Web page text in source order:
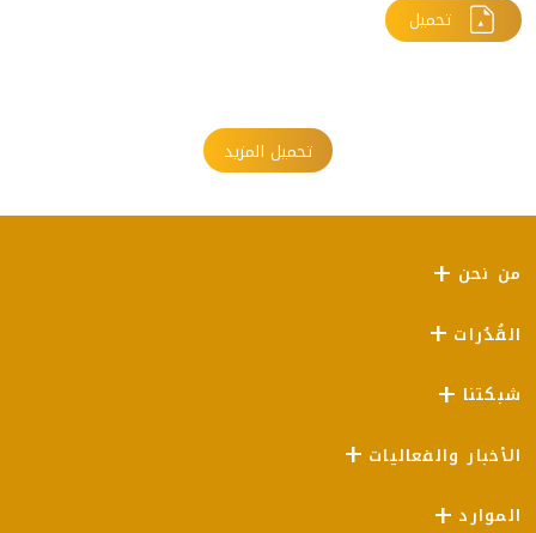
تحميل
تحميل المزيد
من نحن
القُدُرات
شبكتنا
الأخبار والفعاليات
الموارد